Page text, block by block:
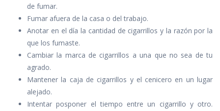
de fumar.
Fumar afuera de la casa o del trabajo.
Anotar en el día la cantidad de cigarrillos y la razón por la
que los fumaste.
Cambiar la marca de cigarrillos a una que no sea de tu
agrado.
Mantener la caja de cigarrillos y el cenicero en un lugar
alejado.
Intentar posponer el tiempo entre un cigarrillo y otro.